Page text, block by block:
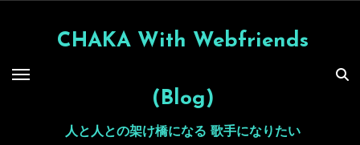
CHAKA With Webfriends
(Blog)
人と人との架け橋になる 歌手になりたい